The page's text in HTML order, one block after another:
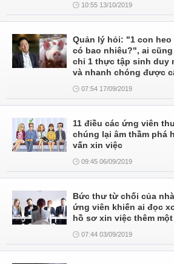
10:55 13/10/2019
Quản lý hỏi: "1 con heo
có bao nhiêu?", ai
chỉ 1 thực tập sinh duy
và nhanh chóng được
07:54 17/09/2019
11 điều các ứng viên
chúng lại âm thầm phá
vấn xin việc
09:45 06/09/2019
Bức thư từ chối của
ứng viên khiến ai đọc
hồ sơ xin việc thêm
07:44 03/09/2019